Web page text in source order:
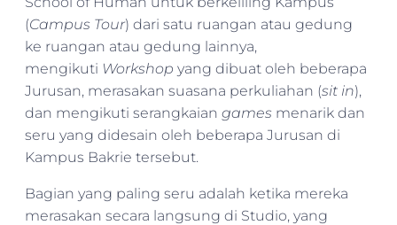
(Campus Tour) dari satu ruangan atau gedung
ke ruangan atau gedung lainnya,
mengikuti Workshop yang dibuat oleh beberapa
Jurusan, merasakan suasana perkuliahan (sit in),
dan mengikuti serangkaian games menarik dan
seru yang didesain oleh beberapa Jurusan di
Kampus Bakrie tersebut.
Bagian yang paling seru adalah ketika mereka
merasakan secara langsung di Studio, yang